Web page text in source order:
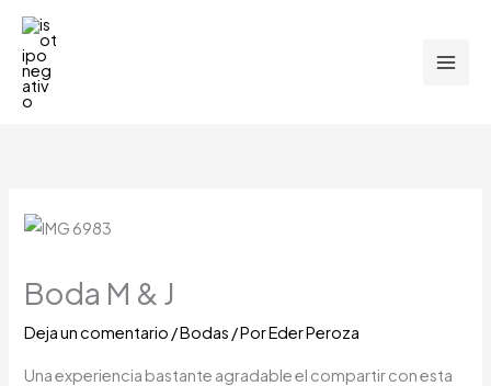
contenido
Boda M & J
Deja un comentario /Bodas / PorEder Peroza
Una experiencia bastante agradable el compartir con esta